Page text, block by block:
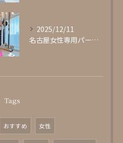
2025/12/11
名古屋女性専用パーソナルジムglishグリッシュ
Tags
おすすめ 女性